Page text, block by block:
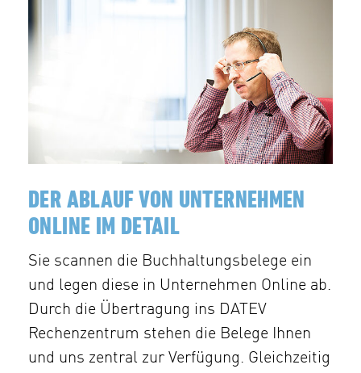
DER ABLAUF VON UNTERNEHMEN
ONLINE IM DETAIL
Sie scannen die Buchhaltungsbelege ein
und legen diese in Unternehmen Online ab.
Durch die Übertragung ins DATEV
Rechenzentrum stehen die Belege Ihnen
und uns zentral zur Verfügung. Gleichzeitig